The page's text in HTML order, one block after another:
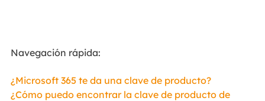
Navegación rápida:
¿Microsoft 365 te da una clave de producto?
¿Cómo puedo encontrar la clave de producto de